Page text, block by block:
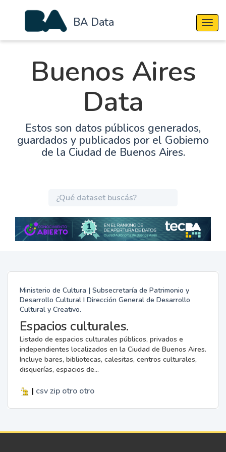
BA Data
Buenos Aires
Data
Estos son datos públicos generados,
guardados y publicados por el Gobierno
de la Ciudad de Buenos Aires.
Ministerio de Cultura | Subsecretaría de Patrimonio y
Desarrollo Cultural I Dirección General de Desarrollo
Cultural y Creativo.
Espacios culturales.
Listado de espacios culturales públicos, privados e
independientes localizados en la Ciudad de Buenos Aires.
Incluye bares, bibliotecas, calesitas, centros culturales,
disquerías, espacios de...
| csv zip otro otro